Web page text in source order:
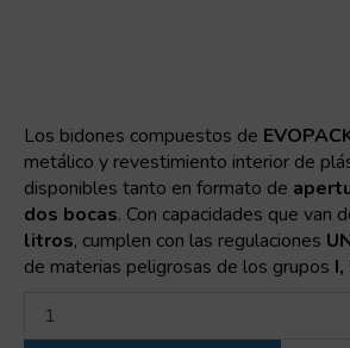
Los bidones compuestos de
metálico y revestimiento interior de
disponibles tanto en formato de
dos bocas. Con capacidades que van
litros, cumplen con las regulaciones
de materias peligrosas de los grupos I,
combi